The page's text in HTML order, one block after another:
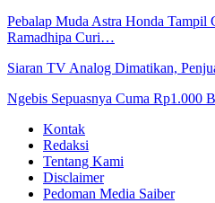
Pebalap Muda Astra Honda Tampil
Ramadhipa Curi…
Siaran TV Analog Dimatikan,
Ngebis Sepuasnya Cuma Rp1.000
Kontak
Redaksi
Tentang Kami
Disclaimer
Pedoman Media Saiber